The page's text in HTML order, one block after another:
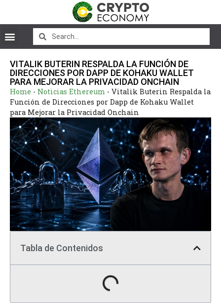
VITALIK BUTERIN RESPALDA LA FUNCIÓN DE
DIRECCIONES POR DAPP DE KOHAKU WALLET
PARA MEJORAR LA PRIVACIDAD ONCHAIN
Home - Noticias Ethereum - Vitalik Buterin Respalda la
Función de Direcciones por Dapp de Kohaku Wallet
para Mejorar la Privacidad Onchain
Tabla de Contenidos